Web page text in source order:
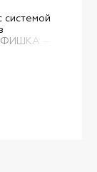
системой
ФИШКА —
QR-
и
Lost &